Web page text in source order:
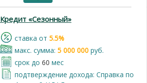
Кредит «Сезонный»
cтавка от 5.5%
макс. сумма: 5 000 000руб.
срок до 60 мес
подтверждение дохода: Справка по